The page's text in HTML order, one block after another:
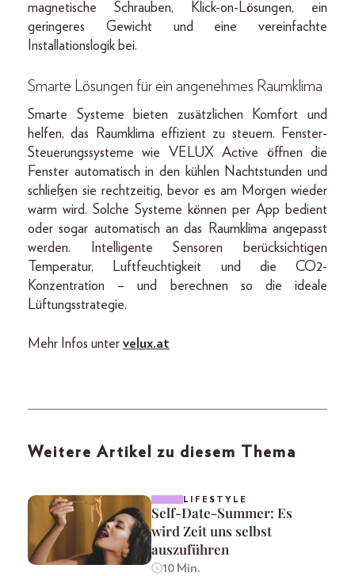
magnetische Schrauben, Klick-on-Lösungen, ein
geringeres Gewicht und eine vereinfachte
Installationslogik bei.
Smarte Lösungen für ein angenehmes Raumklima
Smarte Systeme bieten zusätzlichen Komfort und
helfen, das Raumklima effizient zu steuern. Fenster-
Steuerungssysteme wie VELUX Active öffnen die
Fenster automatisch in den kühlen Nachtstunden und
schließen sie rechtzeitig, bevor es am Morgen wieder
warm wird. Solche Systeme können per App bedient
oder sogar automatisch an das Raumklima angepasst
werden. Intelligente Sensoren berücksichtigen
Temperatur, Luftfeuchtigkeit und die CO2-
Konzentration – und berechnen so die ideale
Lüftungsstrategie.
Mehr Infos unter velux.at
Weitere Artikel zu diesem Thema
LIFESTYLE
Self-Date-Summer: Es
wird Zeit uns selbst
auszuführen
10 Min.